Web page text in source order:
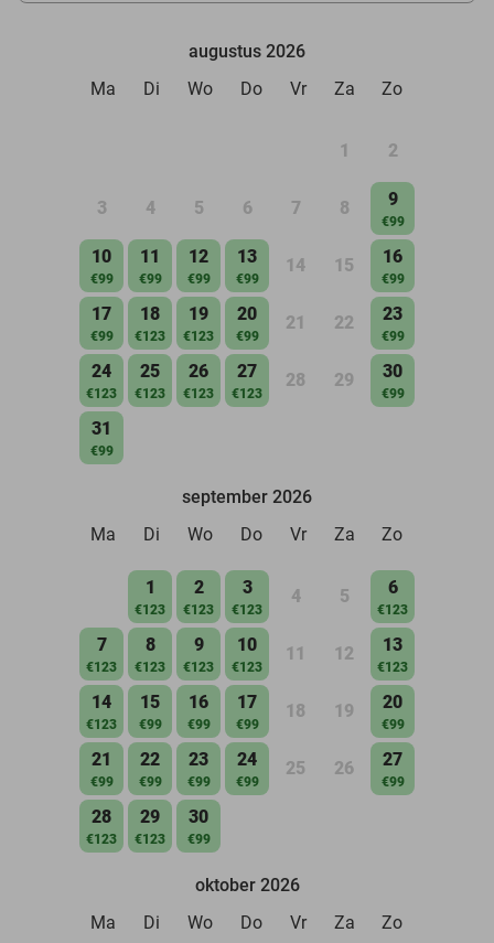
augustus 2026
Ma
Di Wo Do Vr Za Zo
1 2
3 4 5 6 7 8 9
€99
10
€99
11
€99
12
€99
13
€99
14 15 16
€99
17
€99
18
€123
19
€123
20
€99
21 22 23
€99
24
€123
25
€123
26
€123
27
€123
28 29 30
€99
31
€99
september 2026
Ma
Di Wo Do Vr Za Zo
1
€123
2
€123
3
€123
4 5 6
€123
7
€123
8
€123
9
€123
10
€123
11 12 13
€123
14
€123
15
€99
16
€99
17
€99
18 19 20
€99
21
€99
22
€99
23
€99
24
€99
25 26 27
€99
28
€123
29
€123
30
€99
oktober 2026
Ma
Di Wo Do Vr Za Zo